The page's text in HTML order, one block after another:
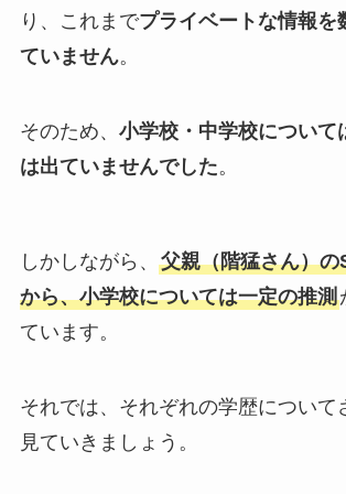
り、これまでプライベートな情報を
ていません。
そのため、 小学校・中学校について
は出ていませんでした。
しかしながら、 父親（階猛さん）の
から、小学校については一定の推測
ています。
それでは、それぞれの学歴について
見ていきましょう。